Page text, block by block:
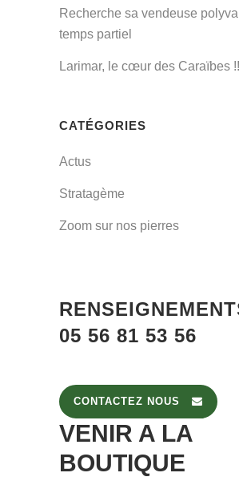
Recherche sa vendeuse
temps partiel
Larimar, le cœur des Caraïbes !!
CATÉGORIES
Actus
Stratagème
Zoom sur nos pierres
05 56 81 53 56
CONTACTEZ NOUS
VENIR A LA
BOUTIQUE